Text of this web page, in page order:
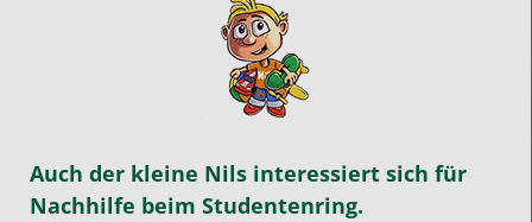
Auch der kleine Nils interessiert sich für
Nachhilfe beim Studentenring.